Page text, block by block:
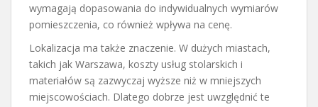
wymagają dopasowania do indywidualnych wymiarów
pomieszczenia, co również wpływa na cenę.
Lokalizacja ma także znaczenie. W dużych miastach,
takich jak Warszawa, koszty usług stolarskich i
materiałów są zazwyczaj wyższe niż w mniejszych
miejscowościach. Dlatego dobrze jest uwzględnić te